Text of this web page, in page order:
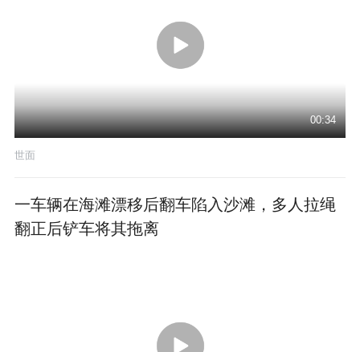
00:34
世面
一车辆在海滩漂移后翻车陷入沙滩，多人拉绳
翻正后铲车将其拖离